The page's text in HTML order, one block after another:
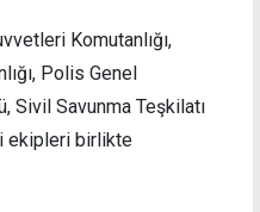
Komutanlığı,
Polis Genel
Sivil Savunma Teşkilatı
ekipleri birlikte